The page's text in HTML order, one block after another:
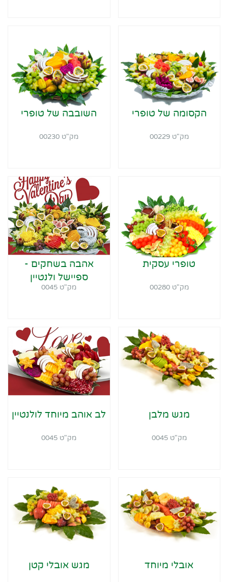
הקסומה של טופרי
מק"ט 00229
השובבה של טופרי
מק"ט 00230
טופרי עסקית
מק"ט 00280
אהבה בשחקים -
ספיישל ולנטיין
מק"ט 0045
מגש מלבן
מק"ט 0045
לב אוהב מיוחד לולנטיין
מק"ט 0045
אובלי מיוחד מגש אובלי קטן